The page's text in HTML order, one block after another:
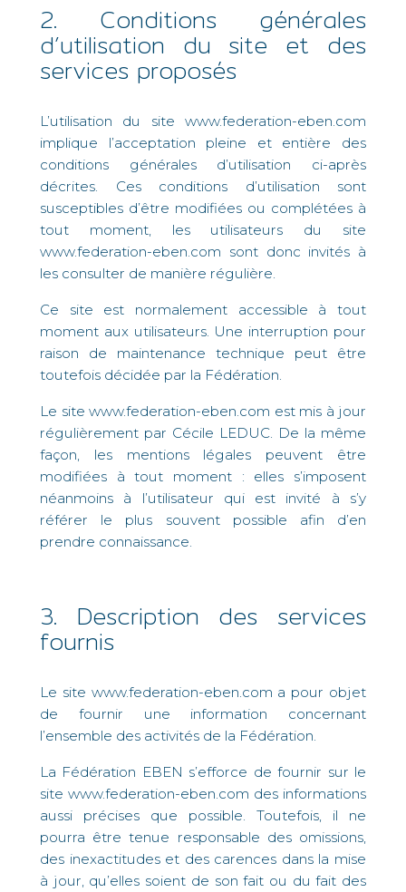
2. Conditions générales
d’utilisation du site et des
services proposés
L’utilisation du site www.federation-eben.com
implique l’acceptation pleine et entière des
conditions générales d’utilisation ci-après
décrites. Ces conditions d’utilisation sont
susceptibles d’être modifiées ou complétées à
tout moment, les utilisateurs du site
www.federation-eben.com sont donc invités à
les consulter de manière régulière.
Ce site est normalement accessible à tout
moment aux utilisateurs. Une interruption pour
raison de maintenance technique peut être
toutefois décidée par la Fédération.
Le site www.federation-eben.com est mis à jour
régulièrement par Cécile LEDUC. De la même
façon, les mentions légales peuvent être
modifiées à tout moment : elles s’imposent
néanmoins à l’utilisateur qui est invité à s’y
référer le plus souvent possible afin d’en
prendre connaissance.
3. Description des services
fournis
Le site www.federation-eben.com a pour objet
de fournir une information concernant
l’ensemble des activités de la Fédération.
La Fédération EBEN s’efforce de fournir sur le
site www.federation-eben.com des informations
aussi précises que possible. Toutefois, il ne
pourra être tenue responsable des omissions,
des inexactitudes et des carences dans la mise
à jour, qu’elles soient de son fait ou du fait des